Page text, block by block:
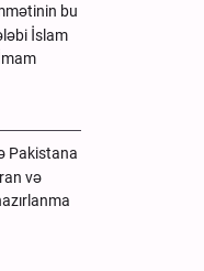
bu
İslam
Pakistana
və